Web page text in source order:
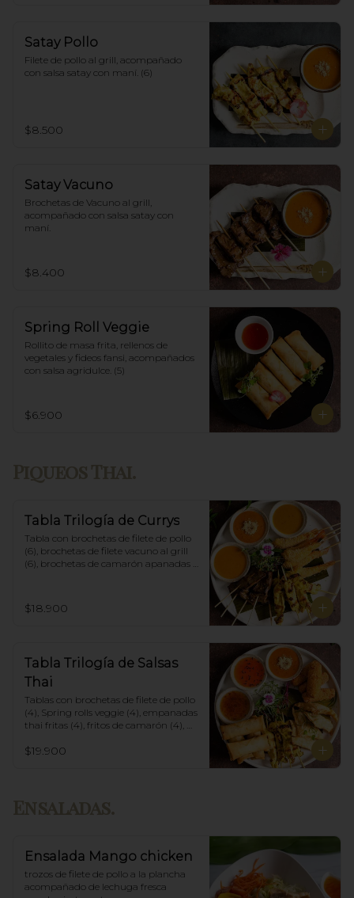
Satay Pollo
Filete de pollo al grill, acompañado
con salsa satay con maní. (6)
$8.500
Satay Vacuno
Brochetas de Vacuno al grill,
acompañado con salsa satay con
maní.
$8.400
Spring Roll Veggie
Rollito de masa frita, rellenos de
vegetales y fideos fansi, acompañados
con salsa agridulce. (5)
$6.900
Tabla Trilogía de Currys
Tabla con brochetas de filete de pollo
(6), brochetas de filete vacuno al grill
(6), brochetas de camarón apanadas
amarillo.
$18.900
Tabla Trilogía de Salsas
Thai
Tablas con brochetas de filete de pollo
(4), Spring rolls veggie (4), empanadas
thai fritas (4), fritos de camarón (4),
Salsa de Maní y Soja spicy.
$19.900
Ensaladas.
Ensalada Mango chicken
trozos de filete de pollo a la plancha
acompañado de lechuga fresca